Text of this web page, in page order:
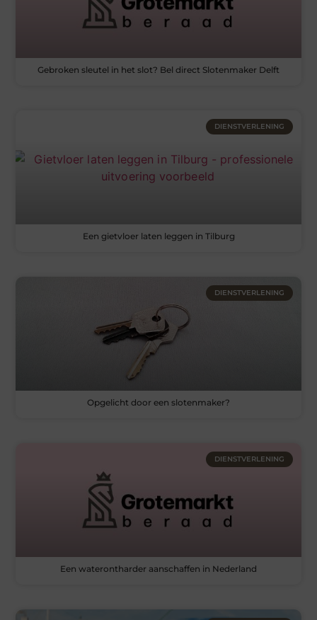
Gebroken sleutel in het slot? Bel direct Slotenmaker Delft
DIENSTVERLENING
Een gietvloer laten leggen in Tilburg
DIENSTVERLENING
Opgelicht door een slotenmaker?
DIENSTVERLENING
Een waterontharder aanschaffen in Nederland